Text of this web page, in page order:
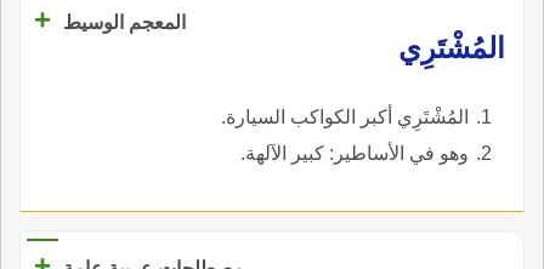
المعجم الوسيط
+
المُشْتَرِي
المُشْتَرِي أكبر الكواكب السيارة.
وهو في الأساطير: كبير الآلهة.